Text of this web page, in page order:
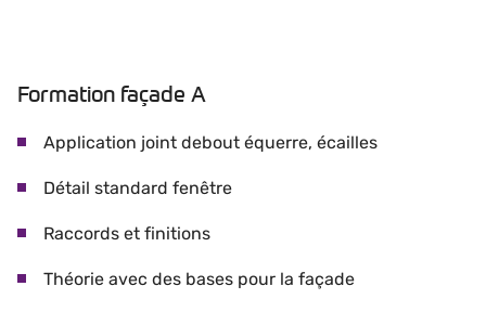
Formation façade A
Application joint debout équerre, écailles
Détail standard fenêtre
Raccords et finitions
Théorie avec des bases pour la façade